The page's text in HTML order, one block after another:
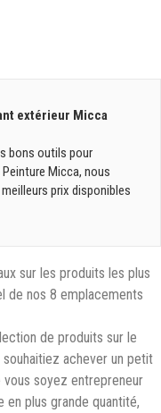
extérieur Micca
bons outils pour
Micca, nous
prix disponibles
sur les produits les plus
de nos 8 emplacements
de produits sur le
achever un petit
soyez entrepreneur
plus grande quantité,